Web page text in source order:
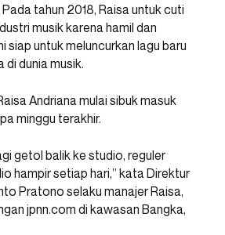
tahun 2018, Raisa untuk cuti
musik karena hamil dan
siap untuk meluncurkan lagu baru
di dunia musik.
Andriana mulai sibuk masuk
minggu terakhir.
getol balik ke studio, reguler
hampir setiap hari,” kata Direktur
Pratono selaku manajer Raisa,
jpnn.com di kawasan Bangka,